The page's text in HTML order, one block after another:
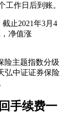
工作日后到账。
止2021年3月4
净值涨
险主题指数分级
弘中证证券保险
手续费一